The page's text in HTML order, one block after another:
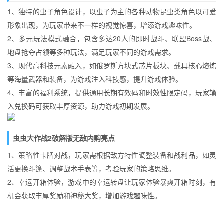
1、独特的虫子角色设计，以虫子为主的各种动物昆虫类角色以可爱
形象出现，为玩家带来不一样的视觉惊喜，增添游戏趣味性。​
2、多元玩法模式融合，包含多达20人的即时战斗、联盟Boss战、
地盘抢夺占领等多种玩法，满足玩家不同的游戏需求。​
3、现代高科技元素融入，如俄罗斯方块式芯片板块、载具核心熔炼
等海量武器和装备，为游戏注入科技感，提升游戏体验。​
4、丰富的福利系统，提供通用长期有效码和时效性限定码，玩家输
入兑换码可获取丰厚资源，助力游戏初期发展。​
虫虫大作战2破解版无敌内购亮点​
1、策略性卡牌对战，玩家需根据敌方特性调整装备和战利品，如灵
活更换斗篷、调整战术手表等，考验玩家的策略思维。​
2、幸运开箱体验，游戏中的幸运转盘让玩家体验暴爽开箱时刻，有
机会获取丰厚奖励和神秘大奖，增加游戏趣味性。​